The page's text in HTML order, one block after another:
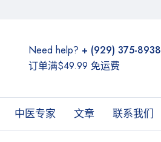
Need help? + (929) 375-8938
订单满$49.99 免运费
中医专家 文章 联系我们